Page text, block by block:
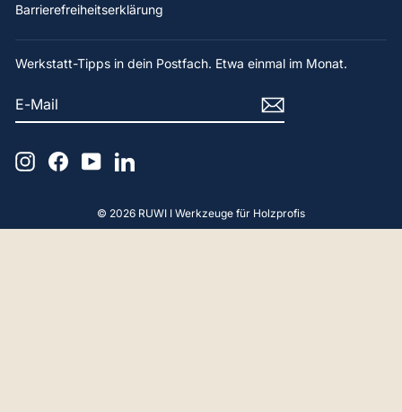
Barrierefreiheitserklärung
Werkstatt-Tipps in dein Postfach. Etwa einmal im Monat.
E-
MAIL
ABONNIEREN
InstagramFacebook
YouTubeLinkedIn
© 2026 RUWI I Werkzeuge für Holzprofis